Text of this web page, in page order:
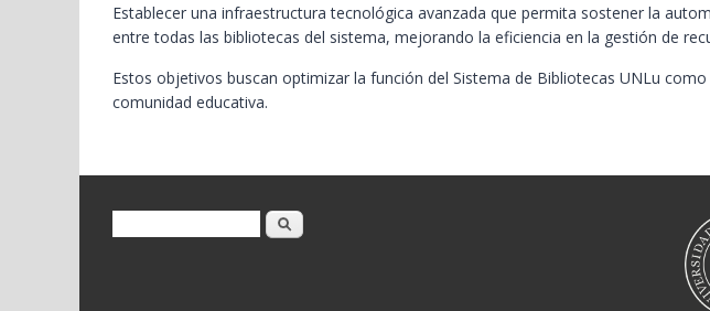
Establecer una infraestructura tecnológica avanzada que permita sostener la
entre todas las bibliotecas del sistema, mejorando la eficiencia en la gestión de
Estos objetivos buscan optimizar la función del Sistema de Bibliotecas UNLu
comunidad educativa.
Formulario de búsqueda
Buscar